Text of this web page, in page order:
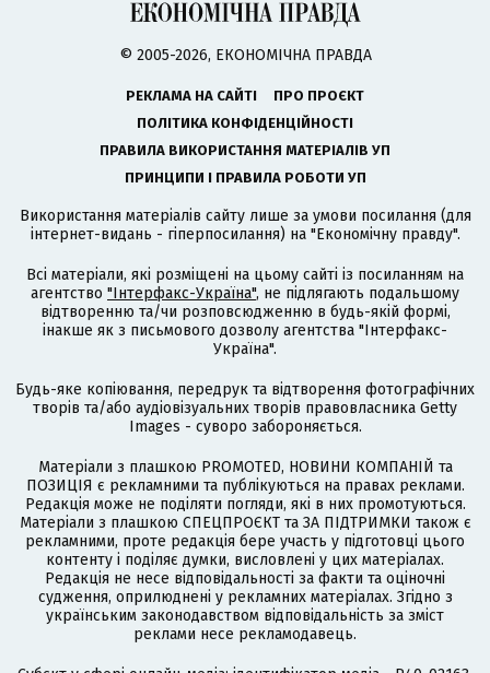
© 2005-2026, ЕКОНОМІЧНА ПРАВДА
РЕКЛАМА НА САЙТІ
ПРО ПРОЄКТ
ПОЛІТИКА КОНФІДЕНЦІЙНОСТІ
ПРАВИЛА ВИКОРИСТАННЯ МАТЕРІАЛІВ УП
ПРИНЦИПИ І ПРАВИЛА РОБОТИ УП
Використання матеріалів сайту лише за умови посилання (для
інтернет-видань - гіперпосилання) на "Економічну правду".
Всі матеріали, які розміщені на цьому сайті із посиланням на
агентство "Інтерфакс-Україна", не підлягають подальшому
відтворенню та/чи розповсюдженню в будь-якій формі,
інакше як з письмового дозволу агентства "Інтерфакс-
Україна".
Будь-яке копіювання, передрук та відтворення фотографічних
творів та/або аудіовізуальних творів правовласника Getty
Images - суворо забороняється.
Матеріали з плашкою PROMOTED, НОВИНИ КОМПАНІЙ та
ПОЗИЦІЯ є рекламними та публікуються на правах реклами.
Редакція може не поділяти погляди, які в них промотуються.
Матеріали з плашкою СПЕЦПРОЄКТ та ЗА ПІДТРИМКИ також є
рекламними, проте редакція бере участь у підготовці цього
контенту і поділяє думки, висловлені у цих матеріалах.
Редакція не несе відповідальності за факти та оціночні
судження, оприлюднені у рекламних матеріалах. Згідно з
українським законодавством відповідальність за зміст
реклами несе рекламодавець.